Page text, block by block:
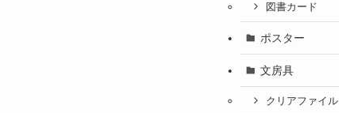
図書カード
ポスター
文房具
クリアファイル